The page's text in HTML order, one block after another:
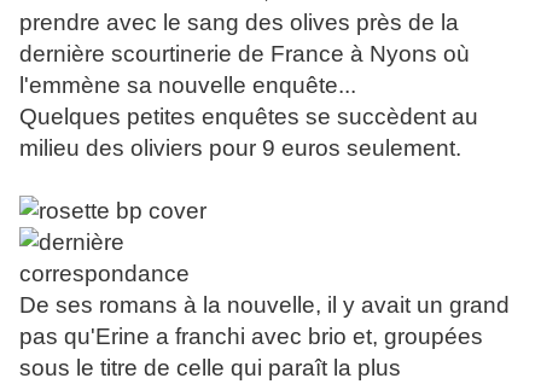
prendre avec le sang des olives près de la
dernière scourtinerie de France à Nyons où
l'emmène sa nouvelle enquête...
Quelques petites enquêtes se succèdent au
milieu des oliviers pour 9 euros seulement.
De ses romans à la nouvelle, il y avait un grand
pas qu'Erine a franchi avec brio et, groupées
sous le titre de celle qui paraît la plus